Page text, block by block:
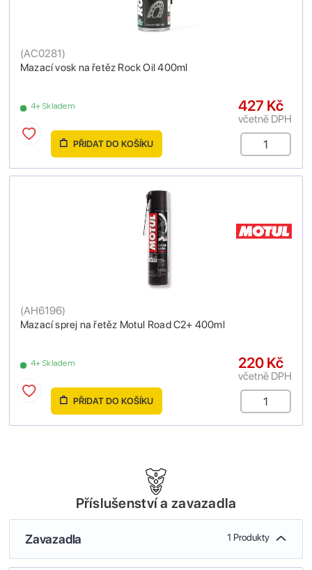
Mazací vosk na řetěz Rock Oil 400ml
(AC0281)
4+ Skladem 427 Kč
včetně DPH
PŘIDAT DO KOŠÍKU
Mazací sprej na řetěz Motul Road C2+ 400ml
(AH6196)
4+ Skladem 220 Kč
včetně DPH
PŘIDAT DO KOŠÍKU
Příslušenství a zavazadla
Zavazadla 1 Produkty